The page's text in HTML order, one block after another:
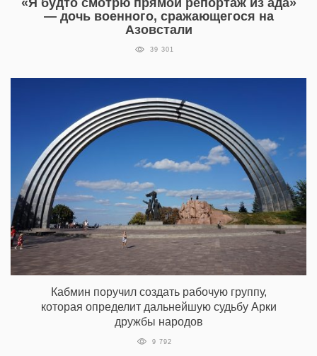
«Я будто смотрю прямой репортаж из ада»
— дочь военного, сражающегося на
Азовстали
39 301
Кабмин поручил создать рабочую группу,
которая определит дальнейшую судьбу Арки
дружбы народов
9 792